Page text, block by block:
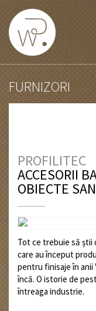
FURNIZORI
PROFILITEC
ACCESORII
OBIECTE
Tot ce trebuie să
care au început
pentru finisaje în
încă. O istorie de
întreaga industrie.